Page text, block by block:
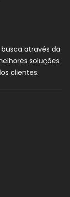
através da
soluções
clientes.